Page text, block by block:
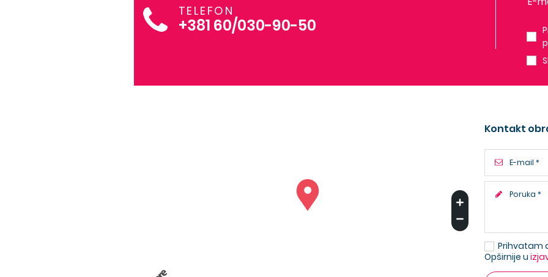
TELEFON
+381 60/030-90-50
Kontakt
Prihvatam
Opširnije u